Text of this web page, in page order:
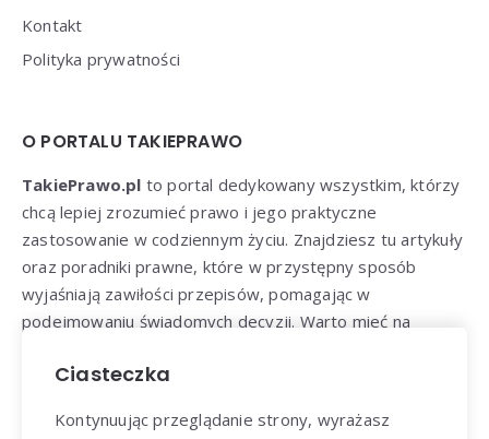
Kontakt
Polityka prywatności
O PORTALU TAKIEPRAWO
TakiePrawo.pl to portal dedykowany wszystkim, którzy
chcą lepiej zrozumieć prawo i jego praktyczne
zastosowanie w codziennym życiu. Znajdziesz tu artykuły
oraz poradniki prawne, które w przystępny sposób
wyjaśniają zawiłości przepisów, pomagając w
podejmowaniu świadomych decyzji. Warto mieć na
informacyjny nie zastąpi profesjonalnej porady prawnej.
Ciasteczka
Kontynuując przeglądanie strony, wyrażasz